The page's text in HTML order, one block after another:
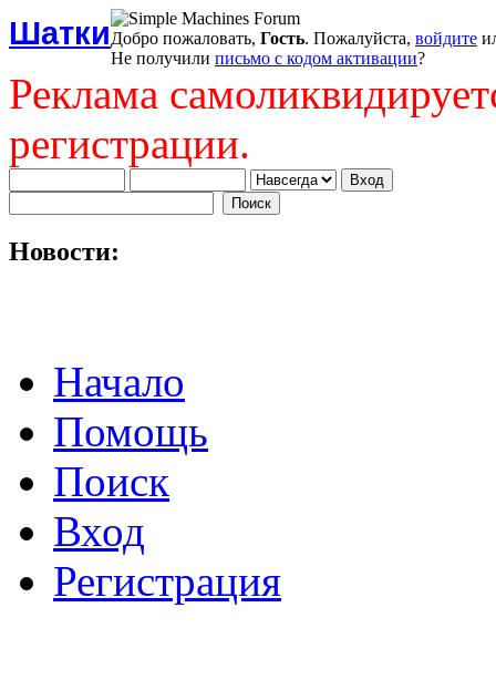
ШаткиДобро пожаловать, Гость. Пожалуйста, войдите
Не получили письмо с кодом активации?
Реклама
регистрации.
Новости:
Начало
Помощь
Поиск
Вход
Регистрация